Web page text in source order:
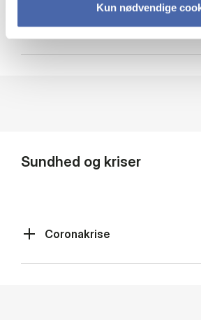
Kun nødvendige
Cybersikkerhed
Sundhed og kriser
Coronakrise